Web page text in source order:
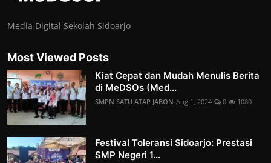
Media Digital Sekolah Sidoarjo
Most Viewed Posts
Kiat Cepat dan Mudah Menulis Berita
di MeDSOs (Med...
SMPN SATU ATAP JABON Aug 1, 2024 0 1080
Festival Toleransi Sidoarjo: Prestasi
SMP Negeri 1...